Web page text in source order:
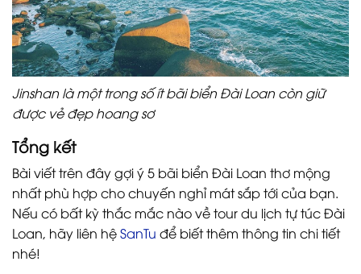
Jinshan là một trong số ít bãi biển Đài Loan còn giữ
được vẻ đẹp hoang sơ
Tổng kết
Bài viết trên đây gợi ý 5 bãi biển Đài Loan thơ mộng
nhất phù hợp cho chuyến nghỉ mát sắp tới của bạn.
Nếu có bất kỳ thắc mắc nào về tour du lịch tự túc Đài
Loan, hãy liên hệSanTu để biết thêm thông tin chi tiết
nhé!